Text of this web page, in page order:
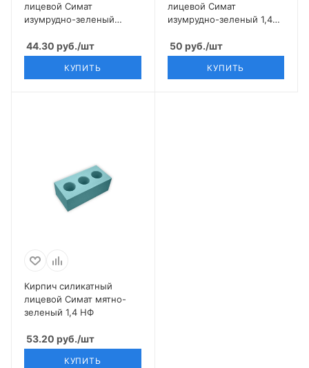
лицевой Симат
изумрудно-зеленый
44.30 руб./шт
КУПИТЬ
лицевой Симат
изумрудно-зеленый 1,4
50 руб./шт
КУПИТЬ
Кирпич силикатный
лицевой Симат мятно-
зеленый 1,4 НФ
53.20 руб./шт
КУПИТЬ